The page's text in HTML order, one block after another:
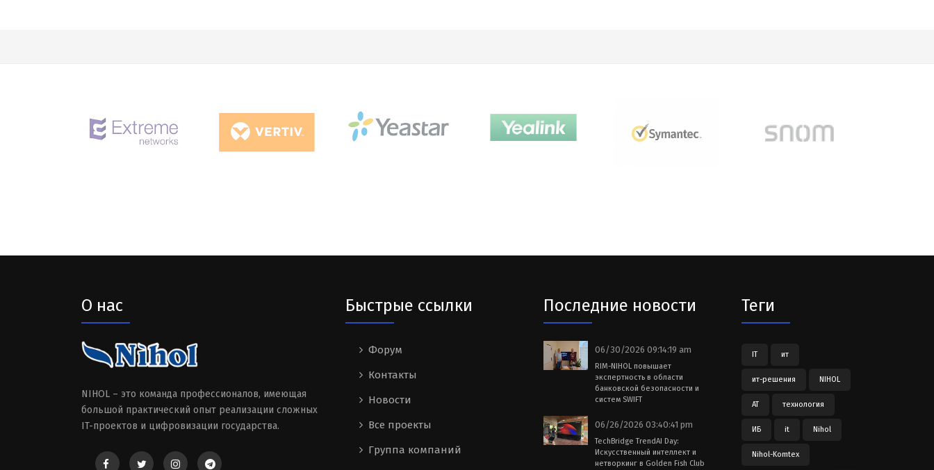
О нас
NIHOL – это команда профессионалов, имеющая
большой практический опыт реализации сложных
IT-проектов и цифровизации государства.
Быстрые ссылки
Форум
Контакты
Новости
Все проекты
Группа компаний
Последние новости
06/30/2026 09:14:19 am
RIM-NIHOL повышает
экспертность в области
банковской безопасности и
систем SWIFT
06/26/2026 03:40:41 pm
TechBridge TrendAI Day:
Искусственный интеллект и
нетворкинг в Golden Fish Club
Теги
IT ит
ит-решения NIHOL
АТ технология
ИБ it Nihol
Nihol-Komtex